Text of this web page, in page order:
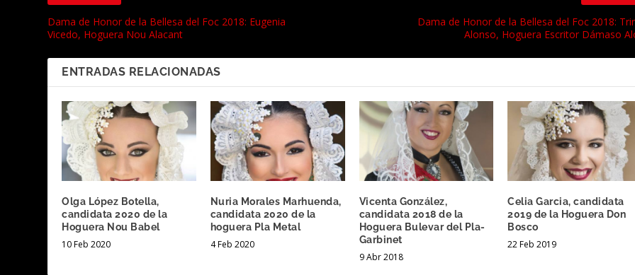
Dama de Honor de la Bellesa del Foc 2018: Eugenia
Vicedo, Hoguera Nou Alacant
Dama de Honor de la Bellesa del Foc 2018:
Alonso, Hoguera Escritor Dámaso
ENTRADAS RELACIONADAS
Olga López Botella,
candidata 2020 de la
Hoguera Nou Babel
10 Feb 2020
Nuria Morales Marhuenda,
candidata 2020 de la
hoguera Pla Metal
4 Feb 2020
Vicenta González,
candidata 2018 de la
Hoguera Bulevar del Pla-
Garbinet
9 Abr 2018
Celia Garcia, candidata
2019 de la Hoguera Don
Bosco
22 Feb 2019